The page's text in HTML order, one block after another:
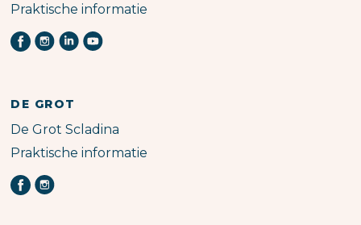
Praktische informatie
DE GROT
De Grot Scladina
Praktische informatie